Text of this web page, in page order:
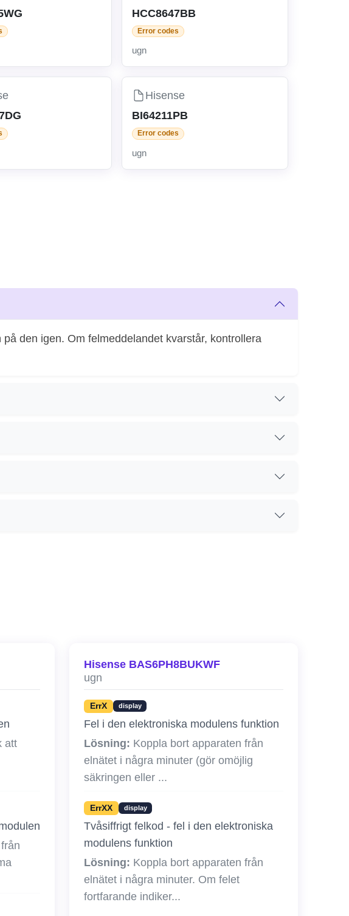
HCC8647BB
Error codes
ugn
Hisense
BI64211PB
Error codes
ugn
den igen. Om felmeddelandet kvarstår, kontrollera
att
Hisense BAS6PH8BUKWF
ugn
ErrX display
Fel i den elektroniska modulens funktion
Lösning: Koppla bort apparaten från
elnätet i några minuter (gör omöjlig
säkringen eller ...
ErrXX display
Tvåsiffrigt felkod - fel i den elektroniska
modulens funktion
Lösning: Koppla bort apparaten från
elnätet i några minuter. Om felet
fortfarande indiker...